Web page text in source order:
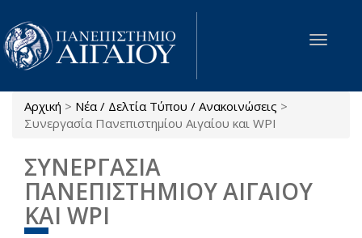
Παράκαμψη προς το κυρίως περιεχόμενο
Toggle
Είστε εδώ
Αρχική > Νέα / Δελτία Τύπου / Ανακοινώσεις >
Συνεργασία Πανεπιστημίου Αιγαίου και WPI
ΣΥΝΕΡΓΑΣΙΑ
ΠΑΝΕΠΙΣΤΗΜΙΟΥ ΑΙΓΑΙΟΥ
ΚΑΙ WPI